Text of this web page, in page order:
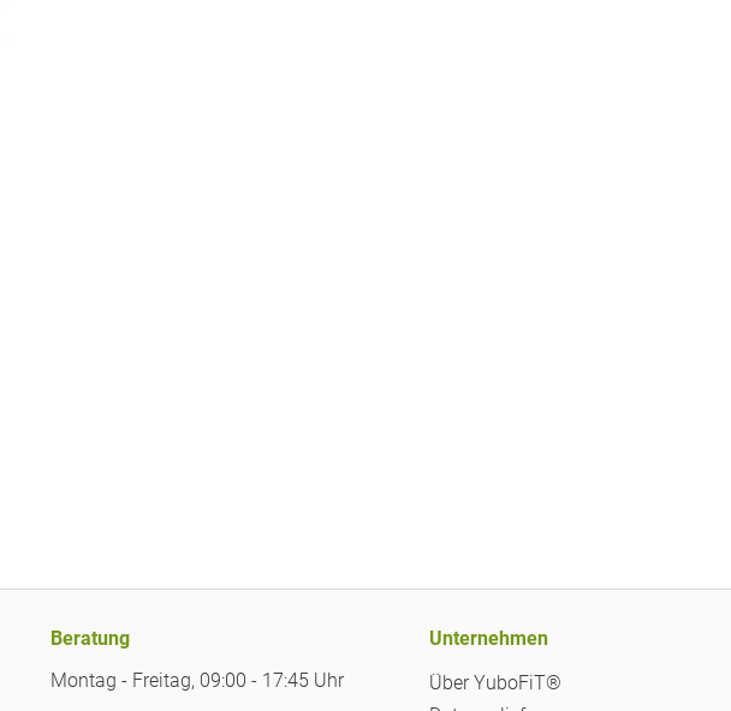
Beratung
Montag - Freitag, 09:00 - 17:45 Uhr
Unternehmen
Über YuboFiT®